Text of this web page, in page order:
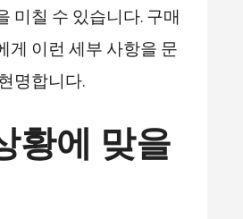
미칠 수 있습니다. 구매
게 이런 세부 사항을 문
명합니다.
황에 맞을